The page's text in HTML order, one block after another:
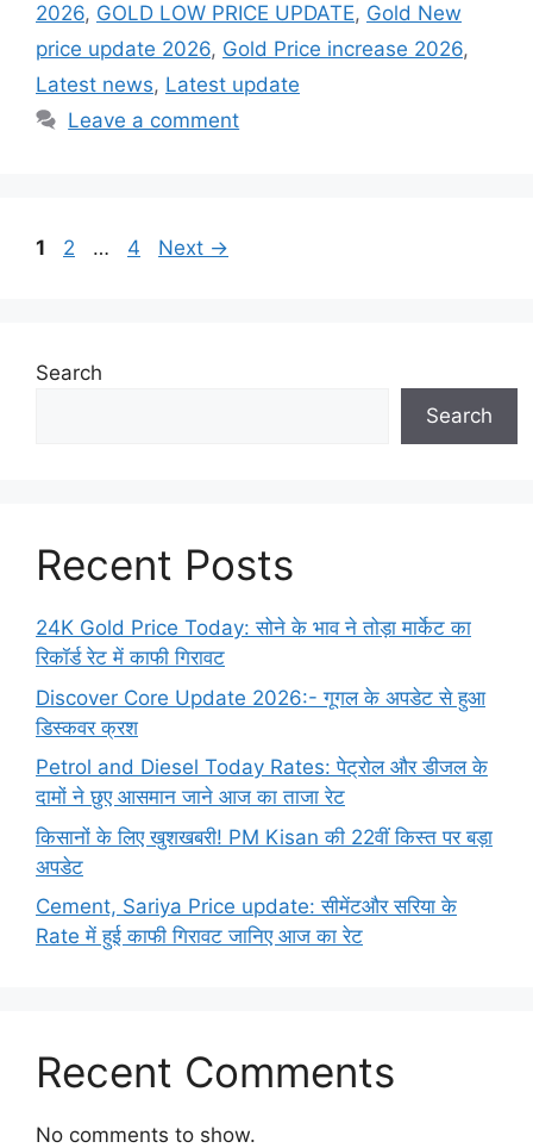
2026, GOLD LOW PRICE UPDATE, Gold New
price update 2026, Gold Price increase 2026,
Latest news, Latest update
Leave a comment
Page
1 Page
2 … Page
4 Next →
Search
Search
Recent Posts
24K Gold Price Today: सोने के भाव ने तोड़ा मार्केट का
रिकॉर्ड रेट में काफी गिरावट
Discover Core Update 2026:- गूगल के अपडेट से हुआ
डिस्कवर क्रश
Petrol and Diesel Today Rates: पेट्रोल और डीजल के
दामों ने छुए आसमान जाने आज का ताजा रेट
किसानों के लिए खुशखबरी! PM Kisan की 22वीं किस्त पर बड़ा
अपडेट
Cement, Sariya Price update: सीमेंटऔर सरिया के
Rate में हुई काफी गिरावट जानिए आज का रेट
Recent Comments
No comments to show.